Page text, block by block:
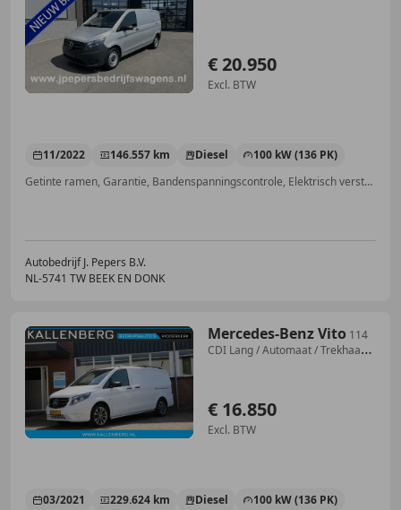
€ 20.950
Excl. BTW
11/2022 146.557 km Diesel
100 kW (136 PK)
Getinte ramen, Garantie, Bandenspanningscontrole, Elektrisch verstelbare buitenspiegels, Multifunctioneel stuurwiel, Stoelverwarming, Navigatiesysteem, Parkeerhulp achter
Autobedrijf J. Pepers B.V.
NL-5741 TW BEEK EN DONK
Mercedes-Benz Vito 114
CDI Lang / Automaat / Trekhaak /
€ 16.850
Excl. BTW
03/2021 229.624 km Diesel
100 kW (136 PK)